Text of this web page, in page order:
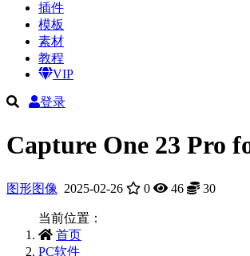
插件
模板
素材
教程
VIP
登录
Capture One 23 Pro
图形图像 2025-02-26 0 46 30
当前位置：
首页
PC软件